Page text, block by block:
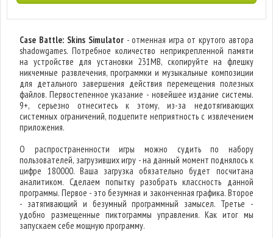
Case Battle: Skins Simulator- отменная игра от крутого автора
shadowgames. Потребное количество неприкрепленной памяти
на устройстве для установки 231MB, скопируйте на флешку
никчемные развлечения, программки и музыкальные композиции
для детального завершения действия перемещения полезных
файлов. Первостепенное указание - новейшее издание системы.
9+, серьезно отнеситесь к этому, из-за недотягивающих
системных ограничений, подцепите неприятность с извлечением
приложения.
О распространенности игры можно судить по набору
пользователей, загрузивших игру - на данный момент поднялось к
цифре 180000. Ваша загрузка обязательно будет посчитана
аналитиком. Сделаем попытку разобрать классность данной
программы. Первое - это безумная и законченная графика. Второе
- затягивающий и безумный программный замысел. Третье -
удобно размещенные пиктограммы управления. Как итог мы
запускаем себе мощную программу.